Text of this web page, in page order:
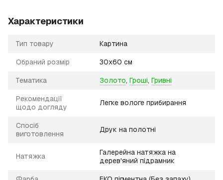
Характеристики
Тип товару Картина
Обраний розмір 30х60 см
Тематика Золото, Гроші, Гривні
Рекомендації
щодо догляду
Легке вологе прибирання
Спосіб
виготовлення
Друк на полотні
Натяжка
Галерейна натяжка на
дерев'яний підрамник